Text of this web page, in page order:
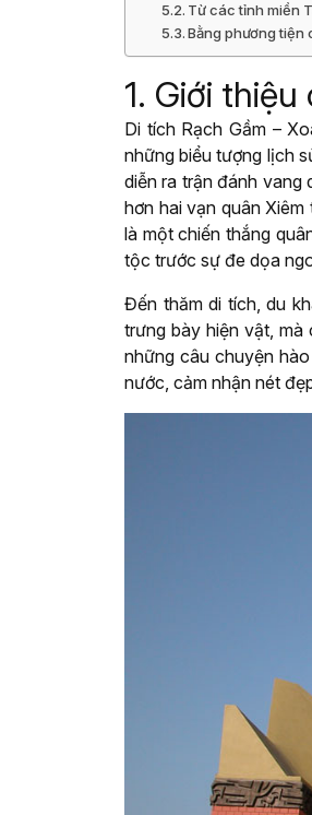
Từ các tỉnh miền
Bằng phương tiện
1. Giới
Di tích Rạch Gầm –
những biểu tượng lịch
diễn ra trận đánh vang
hơn hai vạn quân
là một chiến thắng
tộc trước sự đe dọa
Đến thăm di tích, du
trưng bày hiện vật,
những câu chuyện
nước, cảm nhận nét